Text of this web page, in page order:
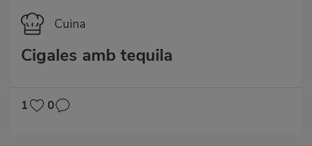
Categoría
Cuina
Cigales amb tequila
1 0